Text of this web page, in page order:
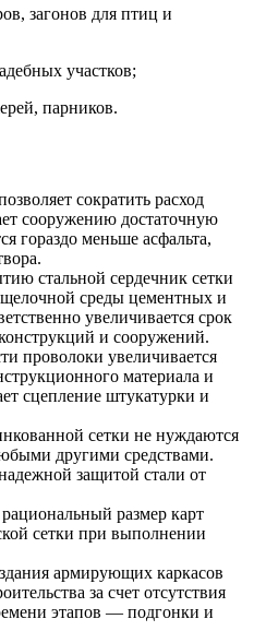
загонов для птиц и
участков;
парников.
сократить расход
сооружению достаточную
гораздо меньше асфальта,
стальной сердечник сетки
щелочной среды цементных и
увеличивается срок
и сооружений.
проволоки увеличивается
материала и
сцепление штукатурки и
сетки не нуждаются
другими средствами.
защитой стали от
размер карт
сетки при выполнении
армирующих каркасов
за счет отсутствия
этапов — подгонки и